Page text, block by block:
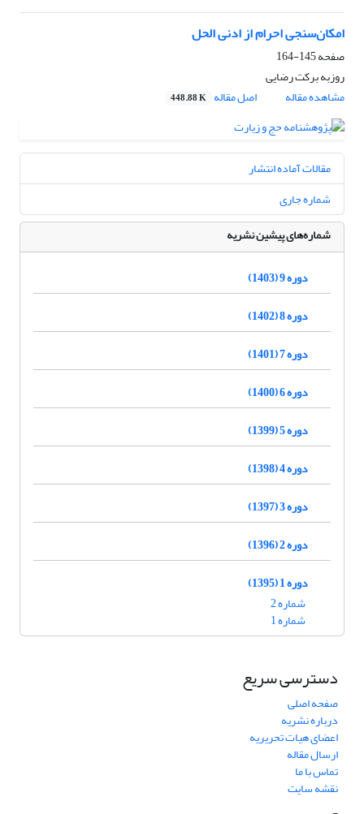
امکان‌سنجی احرام از ادنی الحل
صفحه145-164
روزبه برکت رضایی
مشاهده مقاله
اصل مقاله 448.88 K
مقالات آماده انتشار
شماره جاری
شماره‌های پیشین نشریه
دوره 9 (1403)
دوره 8 (1402)
دوره 7 (1401)
دوره 6 (1400)
دوره 5 (1399)
دوره 4 (1398)
دوره 3 (1397)
دوره 2 (1396)
دوره 1 (1395)
شماره 2
شماره 1
دسترسی سریع
صفحه اصلی
درباره نشریه
اعضای هیات تحریریه
ارسال مقاله
تماس با ما
نقشه سایت